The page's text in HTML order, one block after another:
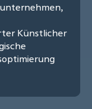
Künstlicher